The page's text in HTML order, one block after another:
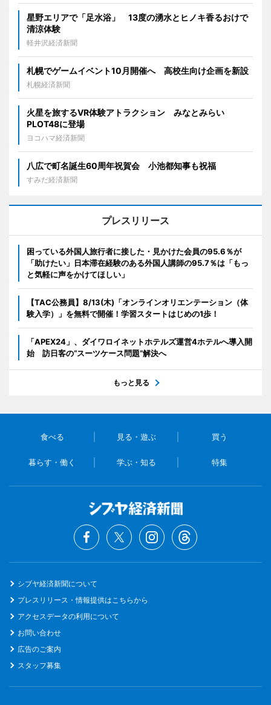
星野エリアで「足水浴」 13度の湧水とヒノキ香るおけで
清涼体験
軽井沢経済新聞
札幌でゲームイベント10月開催へ 高校生向け企画を新設
札幌経済新聞
火星を旅するVR体験アトラクション みなとみらい
PLOT48に登場
ヨコハマ経済新聞
八広で町名誕生60周年祝賀会 小池都知事も祝福
すみだ経済新聞
プレスリリース
困っている外国人旅行者に接した・見かけた会員の95.6％が
「助けたい」日本滞在経験のある外国人講師の95.7％は「もっ
と気軽に声をかけてほしい」
【TAC公務員】8/13(木)「オンラインオリエンテーション（体
験入学）」を無料で開催！学習スタートはじめの1歩！
「APEX24」、ダイワロイネットホテルズ運営4ホテルへ導入開
始 訪日客の“スーツケース問題”解決へ
もっと見る
食べる 見る・遊ぶ 買う
暮らす・働く 学ぶ・知る 特集
シブヤ経済新聞について
プレスリリース・情報提供はこちらから
アクセスデータの利用について
お問い合わせ
広告のご案内
スタッフ募集